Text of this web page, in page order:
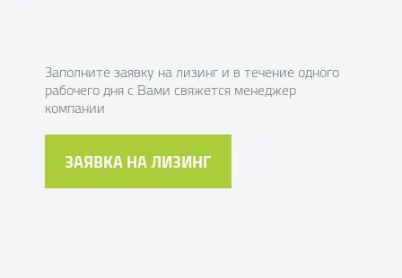
Заполните заявку на лизинг и в течение одного
рабочего дня с Вами свяжется менеджер
компании
ЗАЯВКА НА ЛИЗИНГ